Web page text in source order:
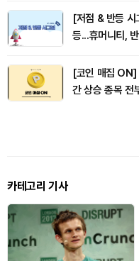
[저점 & 반등
등...휴머니티,
[코인 매집
간 상승 종목 전
카테고리 기사